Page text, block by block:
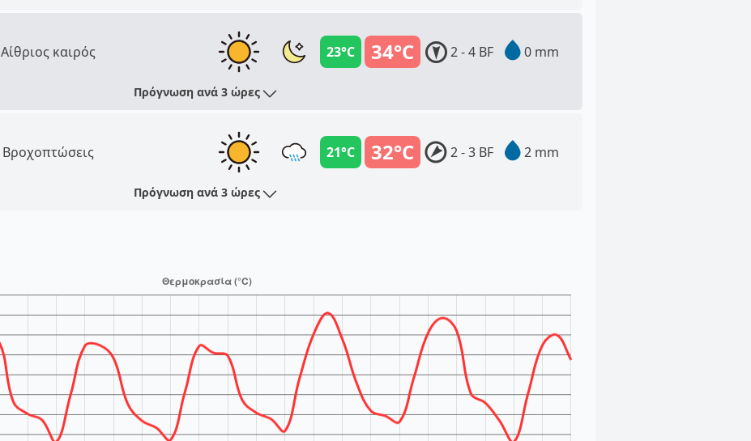
Αίθριος καιρός 34°C
23°C 2 - 4 BF 0 mm
Πρόγνωση ανά 3 ώρες
Βροχοπτώσεις 32°C
21°C 2 - 3 BF 2 mm
Πρόγνωση ανά 3 ώρες